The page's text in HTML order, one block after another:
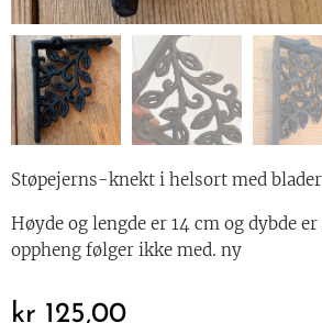
Hylleknekt - sort
Støpejerns-knekt i helsort med
Høyde og lengde er 14 cm og dybde
oppheng følger ikke med. ny
kr 125,00